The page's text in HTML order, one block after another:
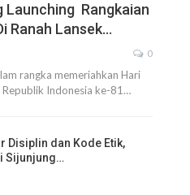
Launching Rangkaian
Ranah Lansek…
0
rangka memeriahkan Hari
Republik Indonesia ke-81…
Disiplin dan Kode Etik,
Sijunjung…